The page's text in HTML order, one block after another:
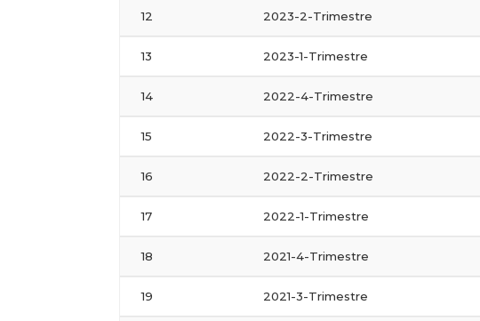
12 2023-2-Trimestre
13 2023-1-Trimestre
14 2022-4-Trimestre
15 2022-3-Trimestre
16 2022-2-Trimestre
17 2022-1-Trimestre
18 2021-4-Trimestre
19 2021-3-Trimestre